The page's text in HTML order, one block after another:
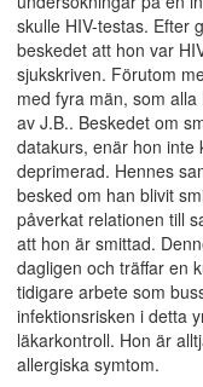
skulle HIV-testas. Efter
beskedet att hon var
sjukskriven. Förutom
med fyra män, som
av J.B.. Beskedet om
datakurs, enär hon inte
deprimerad. Hennes
besked om han blivit
påverkat relationen till
att hon är smittad.
dagligen och träffar en
tidigare arbete som
infektionsrisken i detta
läkarkontroll. Hon är
allergiska symtom.